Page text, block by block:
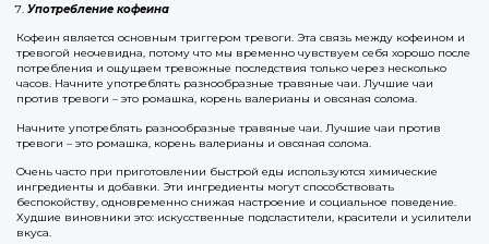
Употребление кофеина
Кофеин является основным триггером тревоги. Эта связь между кофеином и
тревогой неочевидна, потому что мы временно чувствуем себя хорошо после
потребления и ощущаем тревожные последствия только через несколько
часов. Начните употреблять разнообразные травяные чаи. Лучшие чаи
против тревоги – это ромашка, корень валерианы и овсяная солома.
Начните употреблять разнообразные травяные чаи. Лучшие чаи против
тревоги – это ромашка, корень валерианы и овсяная солома.
Очень часто при приготовлении быстрой еды используются химические
ингредиенты и добавки. Эти ингредиенты могут способствовать
беспокойству, одновременно снижая настроение и социальное поведение.
Худшие виновники это: искусственные подсластители, красители и усилители
вкуса.